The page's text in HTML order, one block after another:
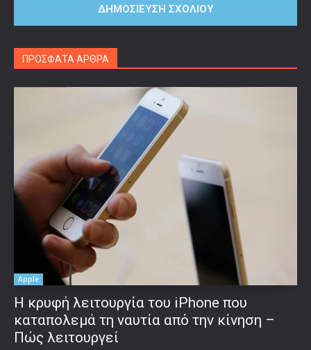
ΠΡΟΣΦΑΤΑ ΑΡΘΡΑ
Apple
Η κρυφή λειτουργία του iPhone που
καταπολεμά τη ναυτία από την κίνηση –
Πώς λειτουργεί